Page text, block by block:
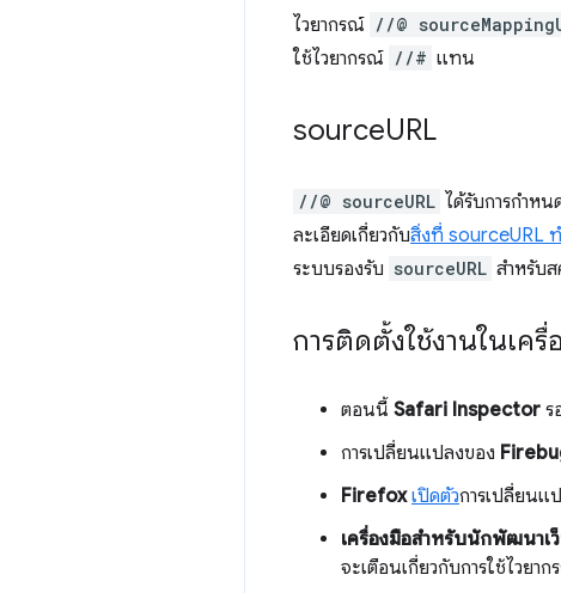
ไวยากรณ์ //@
ใช้ไวยากรณ์ //# แทน
sourceURL
//@ sourceURL ได้รับการกําห
ละเอียดเกี่ยวกับสิ่งที่ sourceURL
ระบบรองรับ sourceURL สำหรับ
การติดตั้งใช้งานในเค
ตอนนี้ Safari Inspector ร
การเปลี่ยนแปลงของ
Firefox เปิดตัวการเปลี่ยนแ
เครื่องมือสำหรับนักพัฒนาเ
จะเตือนเกี่ยวกับการใช้ไวยา